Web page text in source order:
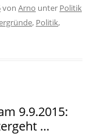
von Arno unter Politik
, Politik,
9.9.2015:
…